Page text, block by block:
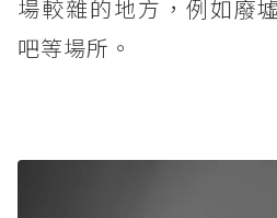
場較雜的地方，例如廢
吧等場所。